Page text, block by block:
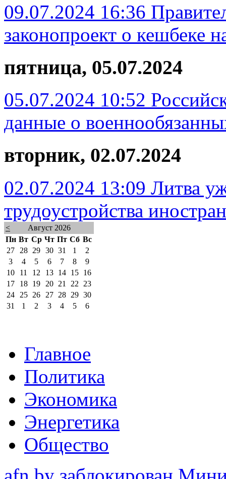
09.07.2024 16:36
законопроект о кешбеке
пятница, 05.07.2024
05.07.2024 10:52
данные о
вторник, 02.07.2024
02.07.2024 13:09 Литва
трудоустройства
<
Август 2026
Пн Вт Ср Чт Пт Сб Вс
27
28 29 30 31 1
2
3
4 5 6 7 8
9
10
11 12 13 14 15
16
17
18 19 20 21 22
23
24
25 26 27 28 29 30
31
1 2 3 4 5 6
Главное
Политика
Экономика
Энергетика
Общество